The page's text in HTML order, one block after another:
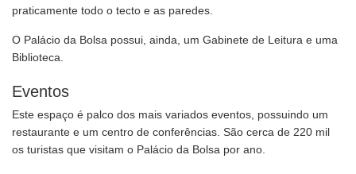
praticamente todo o tecto e as paredes.
O Palácio da Bolsa possui, ainda, um Gabinete de Leitura e uma
Biblioteca.
Eventos
Este espaço é palco dos mais variados eventos, possuindo um
restaurante e um centro de conferências. São cerca de 220 mil
os turistas que visitam o Palácio da Bolsa por ano.